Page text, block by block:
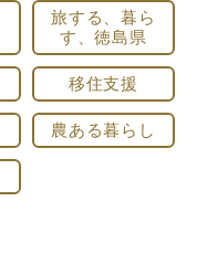
旅する、暮ら
す、徳島県
移住支援
農ある暮らし